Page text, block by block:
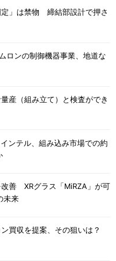
定」は禁物 締結部設計で押さ
ロンの制御機器事業、地道な
産（組み立て）と検査ができ
ンテル、組み込み市場での約
善 XRグラス「MiRZA」が可
未来
買収を提案、その狙いは？